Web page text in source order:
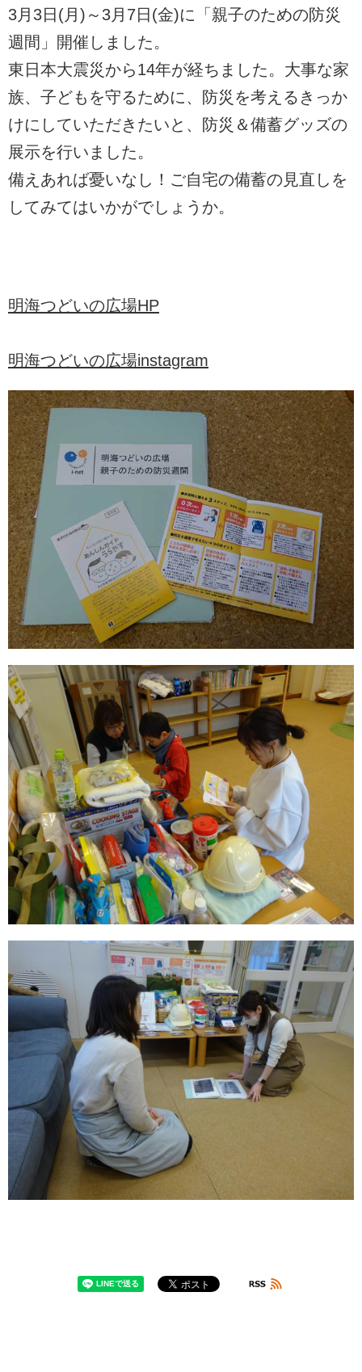
3月3日(月)～3月7日(金)に「親子のための防災
週間」開催しました。
東日本大震災から14年が経ちました。大事な家
族、子どもを守るために、防災を考えるきっか
けにしていただきたいと、防災＆備蓄グッズの
展示を行いました。
備えあれば憂いなし！ご自宅の備蓄の見直しを
してみてはいかがでしょうか。
明海つどいの広場HP
明海つどいの広場instagram